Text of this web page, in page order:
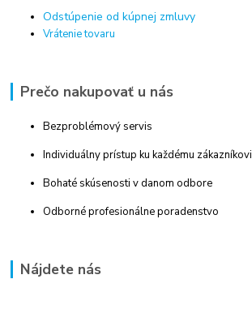
Odstúpenie od kúpnej zmluvy
Vrátenie tovaru
Prečo nakupovať u nás
Bezproblémový servis
Individuálny prístup ku každému zákazníkovi
Bohaté skúsenosti v danom odbore
Odborné profesionálne poradenstvo
Nájdete nás